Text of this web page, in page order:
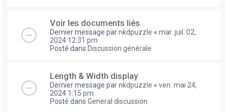
Voir les documents liés
Dernier message parnkdpuzzle « mar. juil. 02,
2024 12:31 pm
Posté dans Discussion générale
Length & Width display
Dernier message parnkdpuzzle « ven. mai 24,
2024 1:15 pm
Posté dans General discussion